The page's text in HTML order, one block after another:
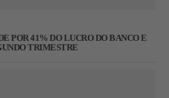
POR 41% DO LUCRO DO BANCO E
TRIMESTRE